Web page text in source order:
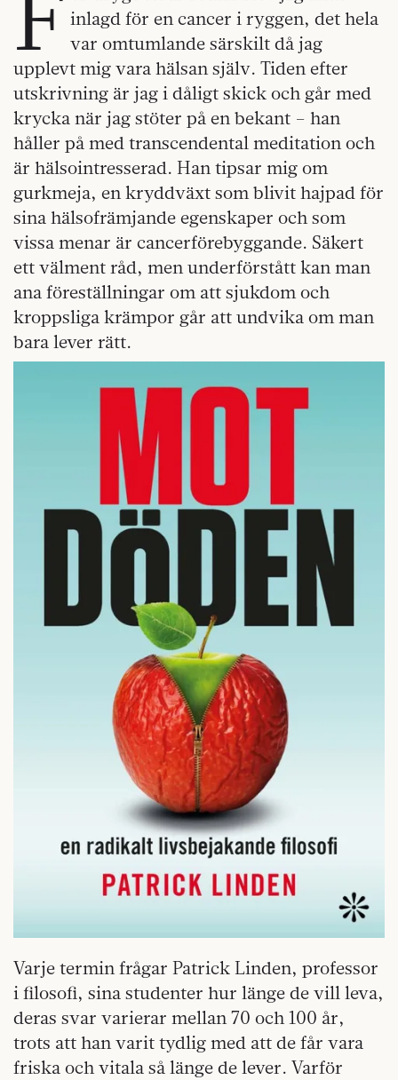
inlagd för en cancer i ryggen, det hela
var omtumlande särskilt då jag
upplevt mig vara hälsan själv. Tiden efter
utskrivning är jag i dåligt skick och går med
krycka när jag stöter på en bekant – han
håller på med transcendental meditation och
är hälsointresserad. Han tipsar mig om
gurkmeja, en kryddväxt som blivit hajpad för
sina hälsofrämjande egenskaper och som
vissa menar är cancerförebyggande. Säkert
ett välment råd, men underförstått kan man
ana föreställningar om att sjukdom och
kroppsliga krämpor går att undvika om man
bara lever rätt.
Varje termin frågar Patrick Linden, professor
i filosofi, sina studenter hur länge de vill leva,
deras svar varierar mellan 70 och 100 år,
trots att han varit tydlig med att de får vara
friska och vitala så länge de lever. Varför